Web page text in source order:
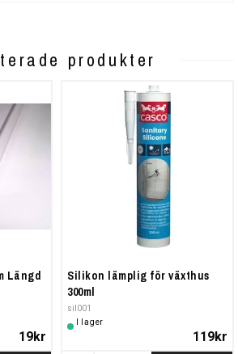
produkter
Längd
19kr
Silikon lämplig för växthus
300ml
sil001
I lager
119kr